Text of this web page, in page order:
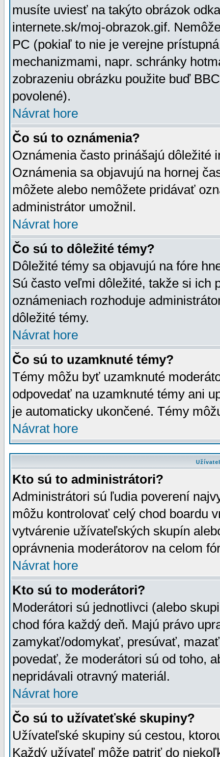
musíte uviesť na takýto obrázok
internete.sk/moj-obrazok.gif.
PC (pokiaľ to nie je verejne
mechanizmami, napr. schránky
zobrazeniu obrázku použite buď
povolené).
Návrat hore
Čo sú to oznámenia?
Oznámenia často prinášajú dôležité
Oznámenia sa objavujú na hornej
môžete alebo nemôžete pridávať
administrátor umožnil.
Návrat hore
Čo sú to dôležité témy?
Dôležité témy sa objavujú na fóre
Sú často veľmi dôležité, takže si ich
oznámeniach rozhoduje
dôležité témy.
Návrat hore
Čo sú to uzamknuté témy?
Témy môžu byť uzamknuté
odpovedať na uzamknuté témy ani
je automaticky ukončené. Témy
Návrat hore
Kto sú to administrátori?
Administrátori sú ľudia poverení
môžu kontrolovať celý chod boardu
vytvárenie užívateľských skupín
oprávnenia moderátorov na celom
Návrat hore
Kto sú to moderátori?
Moderátori sú jednotlivci (alebo
chod fóra každý deň. Majú právo
zamykať/odomykať, presúvať,
povedať, že moderátori sú od toho,
nepridávali otravný materiál.
Návrat hore
Čo sú to užívateťské skupiny?
Užívateľské skupiny sú cestou,
Každý užívateľ môže patriť do